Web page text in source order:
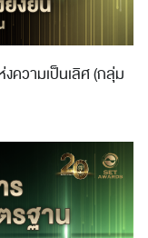
ความเป็นเลิศ (กลุ่ม